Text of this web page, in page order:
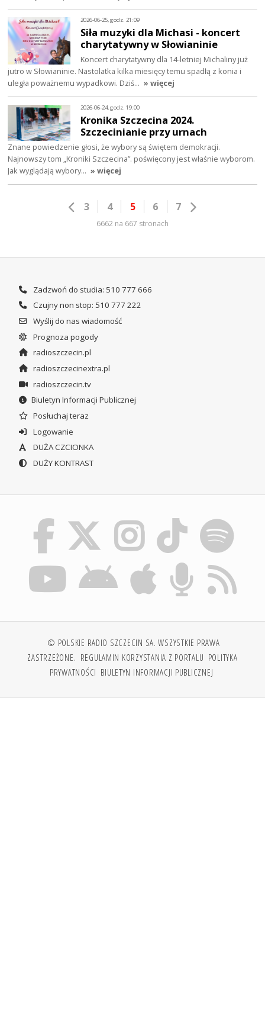
2026-06-25, godz. 21:09
Siła muzyki dla Michasi - koncert
charytatywny w Słowianinie
Koncert charytatywny dla 14-letniej Michaliny już
jutro w Słowianinie. Nastolatka kilka miesięcy temu spadłą z konia i
uległa poważnemu wypadkowi. Dziś… » więcej
2026-06-24, godz. 19:00
Kronika Szczecina 2024.
Szczecinianie przy urnach
Znane powiedzenie głosi, że wybory są świętem demokracji.
Najnowszy tom „Kroniki Szczecina”. poświęcony jest właśnie wyborom.
Jak wyglądają wybory… » więcej
3 4 5 6 7
6662 na 667 stronach
Zadzwoń do studia: 510 777 666
Czujny non stop: 510 777 222
Wyślij do nas wiadomość
Prognoza pogody
radioszczecin.pl
radioszczecinextra.pl
radioszczecin.tv
Biuletyn Informacji Publicznej
Posłuchaj teraz
Logowanie
DUŻA CZCIONKA
DUŻY KONTRAST
© POLSKIE RADIO SZCZECIN SA. WSZYSTKIE PRAWA
ZASTRZEŻONE. REGULAMIN KORZYSTANIA Z PORTALU POLITYKA
PRYWATNOŚCI BIULETYN INFORMACJI PUBLICZNEJ